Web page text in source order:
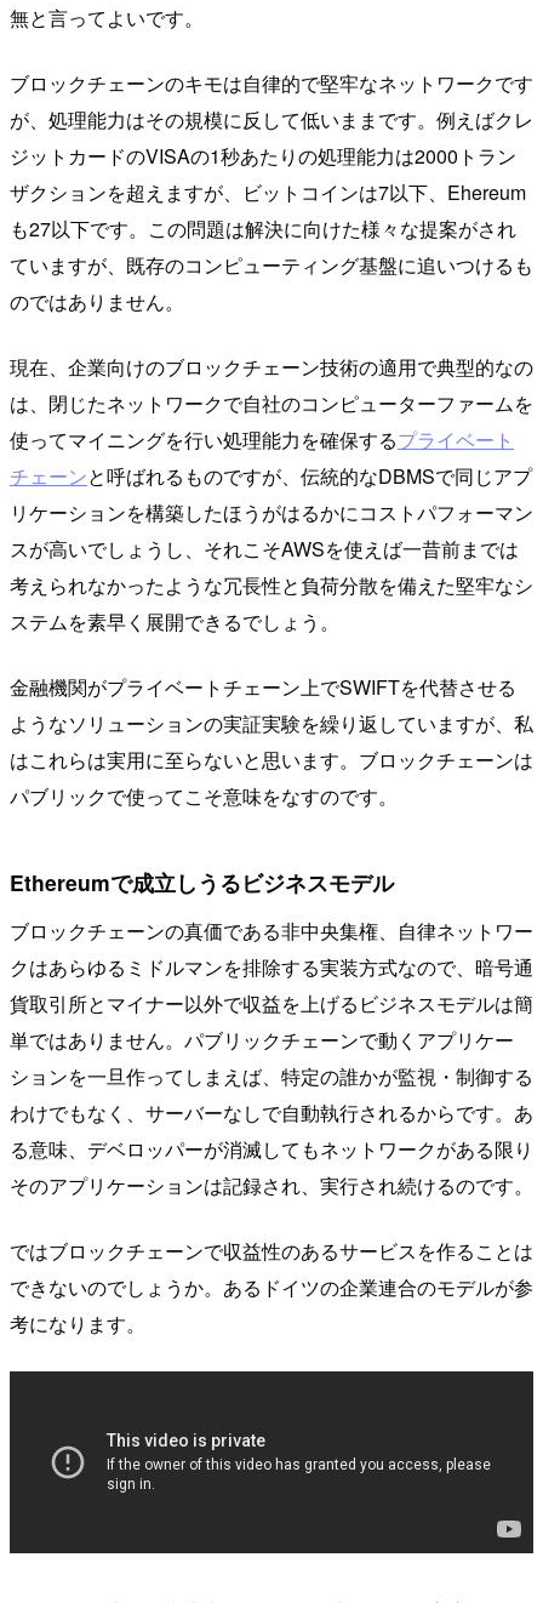
無と言ってよいです。
ブロックチェーンのキモは自律的で堅牢なネットワークです
が、処理能力はその規模に反して低いままです。例えばクレ
ジットカードのVISAの1秒あたりの処理能力は2000トラン
ザクションを超えますが、ビットコインは7以下、Ehereum
も27以下です。この問題は解決に向けた様々な提案がされ
ていますが、既存のコンピューティング基盤に追いつけるも
のではありません。
現在、企業向けのブロックチェーン技術の適用で典型的なの
は、閉じたネットワークで自社のコンピューターファームを
使ってマイニングを行い処理能力を確保するプライベート
チェーンと呼ばれるものですが、伝統的なDBMSで同じアプ
リケーションを構築したほうがはるかにコストパフォーマン
スが高いでしょうし、それこそAWSを使えば一昔前までは
考えられなかったような冗長性と負荷分散を備えた堅牢なシ
ステムを素早く展開できるでしょう。
金融機関がプライベートチェーン上でSWIFTを代替させる
ようなソリューションの実証実験を繰り返していますが、私
はこれらは実用に至らないと思います。ブロックチェーンは
パブリックで使ってこそ意味をなすのです。
Ethereumで成立しうるビジネスモデル
ブロックチェーンの真価である非中央集権、自律ネットワー
クはあらゆるミドルマンを排除する実装方式なので、暗号通
貨取引所とマイナー以外で収益を上げるビジネスモデルは簡
単ではありません。パブリックチェーンで動くアプリケー
ションを一旦作ってしまえば、特定の誰かが監視・制御する
わけでもなく、サーバーなしで自動執行されるからです。あ
る意味、デベロッパーが消滅してもネットワークがある限り
そのアプリケーションは記録され、実行され続けるのです。
ではブロックチェーンで収益性のあるサービスを作ることは
できないのでしょうか。あるドイツの企業連合のモデルが参
考になります。